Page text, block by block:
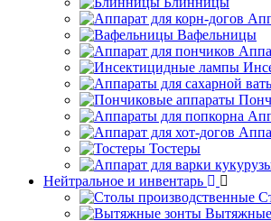
Вафельницы
Тостеры
Нейтральное и инвентарь